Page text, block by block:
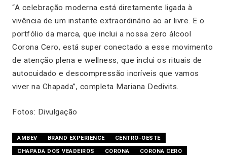
“A celebração moderna está diretamente ligada à
vivência de um instante extraordinário ao ar livre. E o
portfólio da marca, que inclui a nossa zero álcool
Corona Cero, está super conectado a esse movimento
de atenção plena e wellness, que inclui os rituais de
autocuidado e descompressão incríveis que vamos
viver na Chapada”, completa Mariana Dedivits.
Fotos: Divulgação
AMBEV BRAND EXPERIENCE
CENTRO-OESTE
CHAPADA DOS VEADEIROS
CORONA
CORONA CERO